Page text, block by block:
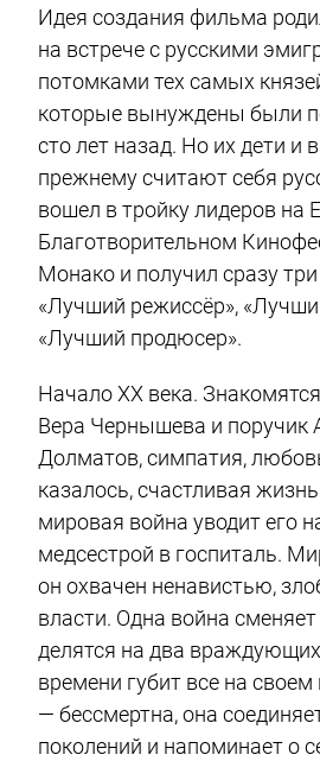
Идея создания фильма
на встрече с русскими
потомками тех самых
которые вынуждены были
сто лет назад. Но их дети и
прежнему считают себя
вошел в тройку лидеров на
Благотворительном
Монако и получил сразу
«Лучший режиссёр»,
«Лучший продюсер».
Начало ХХ века.
Вера Чернышева и поручик
Долматов, симпатия,
казалось, счастливая
мировая война уводит его
медсестрой в госпиталь.
он охвачен ненавистью,
власти. Одна война
делятся на два враждующих
времени губит все на
— бессмертна, она
поколений и напоминает о